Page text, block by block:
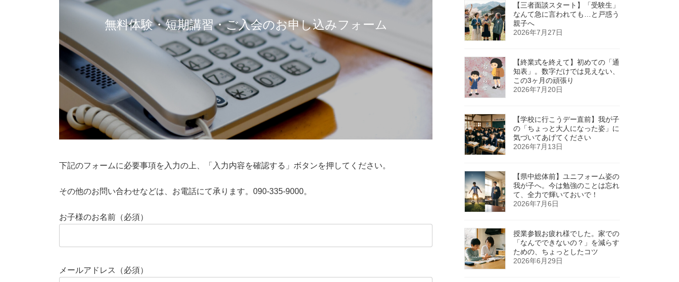
無料体験・短期講習・ご入会のお申し込みフォーム
下記のフォームに必要事項を入力の上、「入力内容を確認する」ボタンを押してください。
その他のお問い合わせなどは、お電話にて承ります。090-335-9000。
お子様のお名前（必須）
メールアドレス（必須）
【三者面談スタート】「受験生」
なんて急に言われても…と戸惑う
親子へ
2026年7月27日
【終業式を終えて】初めての「通
知表」。数字だけでは見えない、
この3ヶ月の頑張り
2026年7月20日
【学校に行こうデー直前】我が子
の「ちょっと大人になった姿」に
気づいてあげてください
2026年7月13日
【県中総体前】ユニフォーム姿の
我が子へ。今は勉強のことは忘れ
て、全力で輝いておいで！
2026年7月6日
授業参観お疲れ様でした。家での
「なんでできないの？」を減らす
ための、ちょっとしたコツ
2026年6月29日